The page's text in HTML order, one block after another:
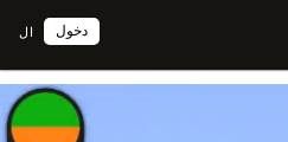
ال دخول